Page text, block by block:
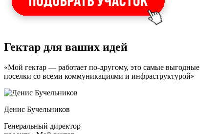
Гектар для ваших идей
«Мой гектар — работает по-другому, это самые выгодные
поселки со всеми коммуникациями и инфраструктурой»
Денис Бучельников
Генеральный директор